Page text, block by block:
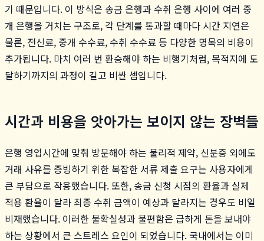
기 때문입니다. 이 방식은 송금 은행과 수취 은행 사이에 여러 중
개 은행을 거치는 구조로, 각 단계를 통과할 때마다 시간 지연은
물론, 전신료, 중개 수수료, 수취 수수료 등 다양한 명목의 비용이
추가됩니다. 마치 여러 번 환승해야 하는 비행기처럼, 목적지에 도
달하기까지의 과정이 길고 비싼 셈입니다.
시간과 비용을 앗아가는 보이지 않는 장벽들
은행 영업시간에 맞춰 방문해야 하는 물리적 제약, 신분증 외에도
거래 사유를 증빙하기 위한 복잡한 서류 제출 요구는 사용자에게
큰 부담으로 작용했습니다. 또한, 송금 신청 시점의 환율과 실제
적용 환율이 달라 최종 수취 금액이 예상과 달라지는 경우도 비일
비재했습니다. 이러한 불확실성과 불편함은 급하게 돈을 보내야
하는 상황에서 큰 스트레스 요인이 되었습니다. 국내에서는 이미